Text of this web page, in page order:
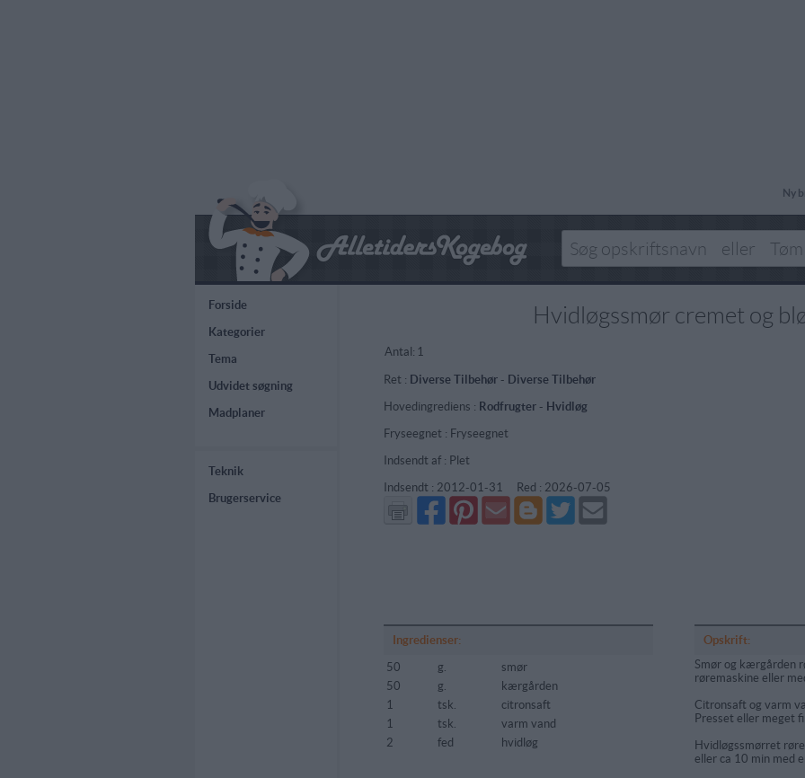
Ny
Forside
Kategorier
Tema
Udvidet søgning
Madplaner
Teknik
Brugerservice
Hvidløgssmør cremet og
Antal: 1
Ret : Diverse Tilbehør- Diverse Tilbehør
Hovedingrediens : Rodfrugter- Hvidløg
Fryseegnet : Fryseegnet
Indsendt af : Plet
Indsendt : 2012-01-31 Red : 2026-07-05
Del
på
Facebook
Del
på
Pinterest
Send
via
GMail
Del
på
Blogger
Del
på
Twitter
Send
mail
Ingredienser:
50
g.
smør
50
g.
kærgården
1
tsk.
citronsaft
1
tsk.
varm vand
2
fed hvidløg
Opskrift:
Smør og kærgården
røremaskine eller
Citronsaft og varm
Presset eller meget
Hvidløgssmørret
eller ca 10 min med